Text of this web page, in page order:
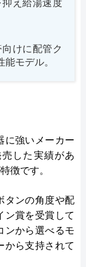
え給湯速度
けに配管ク
モデル。
に強いメーカー
した実績があ
徴です。
タンの角度や配
ン賞を受賞して
ンから選べるモ
から支持されて